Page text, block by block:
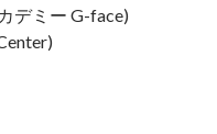
ミー G-face)